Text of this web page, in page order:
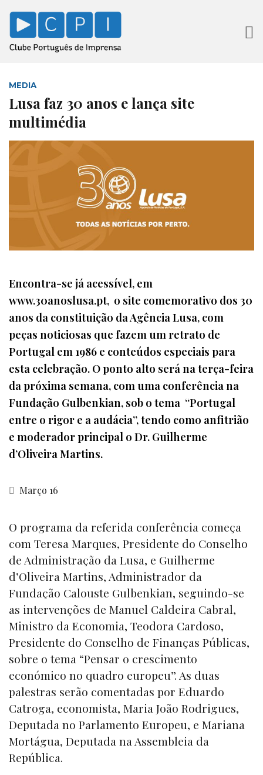
MEDIA
Lusa faz 30 anos e lança site
multimédia
Encontra-se já acessível, em
www.30anoslusa.pt, o site comemorativo dos 30
anos da constituição da Agência Lusa, com
peças noticiosas que fazem um retrato de
Portugal em 1986 e conteúdos especiais para
esta celebração. O ponto alto será na terça-feira
da próxima semana, com uma conferência na
Fundação Gulbenkian, sob o tema “Portugal
entre o rigor e a audácia”, tendo como anfitrião
e moderador principal o Dr. Guilherme
d’Oliveira Martins.
Março 16
O programa da referida conferência começa
com Teresa Marques, Presidente do Conselho
de Administração da Lusa, e Guilherme
d’Oliveira Martins, Administrador da
Fundação Calouste Gulbenkian, seguindo-se
as intervenções de Manuel Caldeira Cabral,
Ministro da Economia, Teodora Cardoso,
Presidente do Conselho de Finanças Públicas,
sobre o tema “Pensar o crescimento
económico no quadro europeu”. As duas
palestras serão comentadas por Eduardo
Catroga, economista, Maria João Rodrigues,
Deputada no Parlamento Europeu, e Mariana
Mortágua, Deputada na Assembleia da
República.